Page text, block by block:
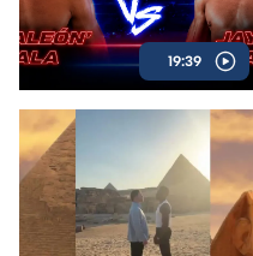
19:39